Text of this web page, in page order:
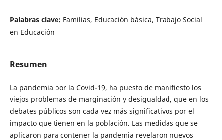
Palabras clave: Familias, Educación básica, Trabajo Social
en Educación
Resumen
La pandemia por la Covid-19, ha puesto de manifiesto los
viejos problemas de marginación y desigualdad, que en los
debates públicos son cada vez más significativos por el
impacto que tienen en la población. Las medidas que se
aplicaron para contener la pandemia revelaron nuevos